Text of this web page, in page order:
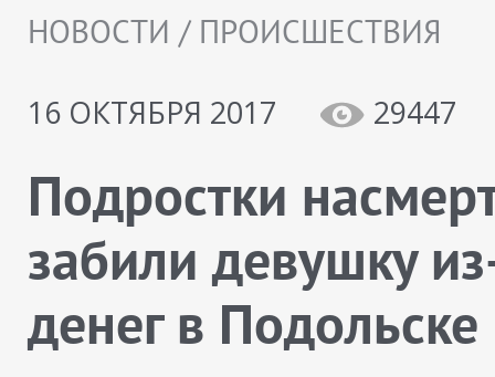
НОВОСТИ / ПРОИСШЕСТВИЯ
16 ОКТЯБРЯ 2017
29447
Подростки
забили девушку
денег в Подольске